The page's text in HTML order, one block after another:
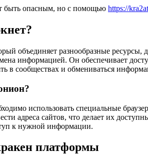
быть опасным, но с помощью https://
объединяет разнообразные
информацией. Он обеспечивает
в сообществах и обмениваться
использовать специальные
адреса сайтов, что делает их
к нужной информации.
платформы